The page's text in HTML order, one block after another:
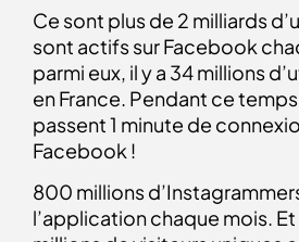
Ce sont plus de 2 milliards
sont actifs sur Facebook
parmi eux, il y a 34 millions
en France. Pendant ce
passent 1 minute de
Facebook !
800 millions
l’application chaque mois. Et